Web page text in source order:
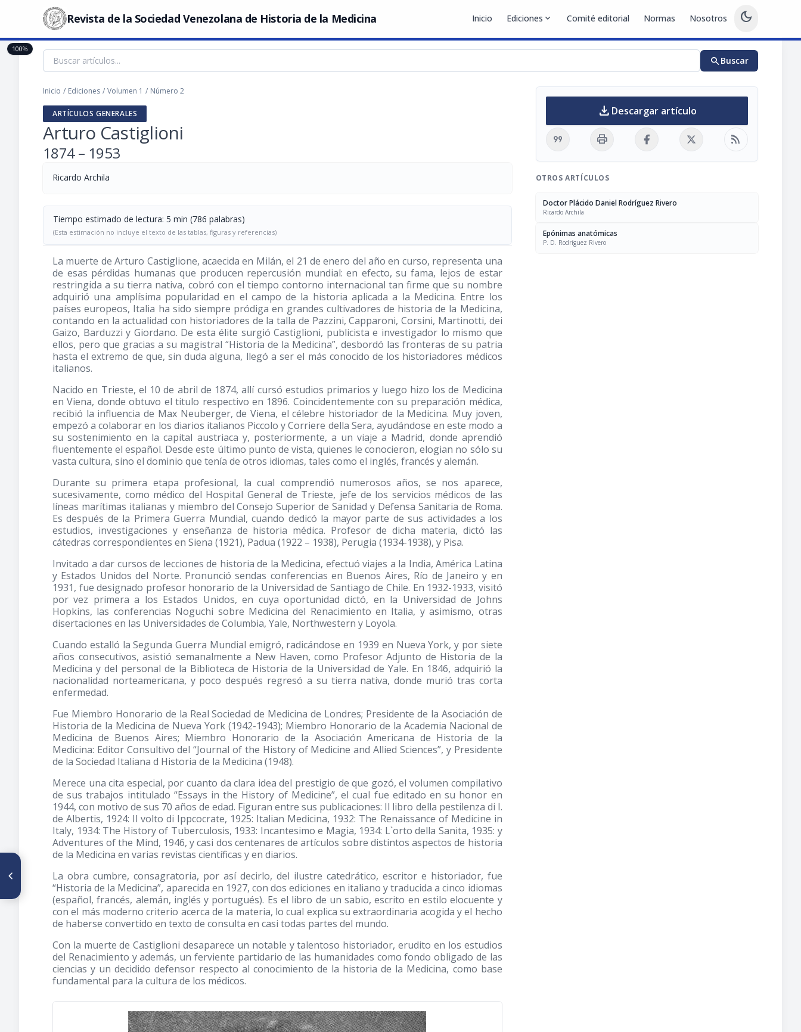
Revista de la Sociedad Venezolana de Historia de la Medicina Inicio Ediciones expand_more Comité editorial Normas Nosotros dark_mode
searchBuscar
Inicio / Ediciones / Volumen 1 / Número 2
ARTÍCULOS GENERALES
Arturo Castiglioni
1874 – 1953
Ricardo Archila
Tiempo estimado de lectura: 5 min (786 palabras)
(Esta estimación no incluye el texto de las tablas, figuras y referencias)
La muerte de Arturo Castiglione, acaecida en Milán, el 21 de enero del año en curso, representa una
de esas pérdidas humanas que producen repercusión mundial: en efecto, su fama, lejos de estar
restringida a su tierra nativa, cobró con el tiempo contorno internacional tan firme que su nombre
adquirió una amplísima popularidad en el campo de la historia aplicada a la Medicina. Entre los
países europeos, Italia ha sido siempre pródiga en grandes cultivadores de historia de la Medicina,
contando en la actualidad con historiadores de la talla de Pazzini, Capparoni, Corsini, Martinotti, dei
Gaizo, Barduzzi y Giordano. De esta élite surgió Castiglioni, publicista e investigador lo mismo que
ellos, pero que gracias a su magistral “Historia de la Medicina”, desbordó las fronteras de su patria
hasta el extremo de que, sin duda alguna, llegó a ser el más conocido de los historiadores médicos
italianos.
Nacido en Trieste, el 10 de abril de 1874, allí cursó estudios primarios y luego hizo los de Medicina
en Viena, donde obtuvo el titulo respectivo en 1896. Coincidentemente con su preparación médica,
recibió la influencia de Max Neuberger, de Viena, el célebre historiador de la Medicina. Muy joven,
empezó a colaborar en los diarios italianos Piccolo y Corriere della Sera, ayudándose en este modo a
su sostenimiento en la capital austriaca y, posteriormente, a un viaje a Madrid, donde aprendió
fluentemente el español. Desde este último punto de vista, quienes le conocieron, elogian no sólo su
vasta cultura, sino el dominio que tenía de otros idiomas, tales como el inglés, francés y alemán.
Durante su primera etapa profesional, la cual comprendió numerosos años, se nos aparece,
sucesivamente, como médico del Hospital General de Trieste, jefe de los servicios médicos de las
líneas marítimas italianas y miembro del Consejo Superior de Sanidad y Defensa Sanitaria de Roma.
Es después de la Primera Guerra Mundial, cuando dedicó la mayor parte de sus actividades a los
estudios, investigaciones y enseñanza de historia médica. Profesor de dicha materia, dictó las
cátedras correspondientes en Siena (1921), Padua (1922 – 1938), Perugia (1934-1938), y Pisa.
Invitado a dar cursos de lecciones de historia de la Medicina, efectuó viajes a la India, América Latina
y Estados Unidos del Norte. Pronunció sendas conferencias en Buenos Aires, Río de Janeiro y en
1931, fue designado profesor honorario de la Universidad de Santiago de Chile. En 1932-1933, visitó
por vez primera a los Estados Unidos, en cuya oportunidad dictó, en la Universidad de Johns
Hopkins, las conferencias Noguchi sobre Medicina del Renacimiento en Italia, y asimismo, otras
disertaciones en las Universidades de Columbia, Yale, Northwestern y Loyola.
Cuando estalló la Segunda Guerra Mundial emigró, radicándose en 1939 en Nueva York, y por siete
años consecutivos, asistió semanalmente a New Haven, como Profesor Adjunto de Historia de la
Medicina y del personal de la Biblioteca de Historia de la Universidad de Yale. En 1846, adquirió la
nacionalidad norteamericana, y poco después regresó a su tierra nativa, donde murió tras corta
enfermedad.
Fue Miembro Honorario de la Real Sociedad de Medicina de Londres; Presidente de la Asociación de
Historia de la Medicina de Nueva York (1942-1943); Miembro Honorario de la Academia Nacional de
Medicina de Buenos Aires; Miembro Honorario de la Asociación Americana de Historia de la
Medicina: Editor Consultivo del “Journal of the History of Medicine and Allied Sciences”, y Presidente
de la Sociedad Italiana d Historia de la Medicina (1948).
Merece una cita especial, por cuanto da clara idea del prestigio de que gozó, el volumen compilativo
de sus trabajos intitulado “Essays in the History of Medicine”, el cual fue editado en su honor en
1944, con motivo de sus 70 años de edad. Figuran entre sus publicaciones: Il libro della pestilenza di I.
de Albertis, 1924: Il volto di Ippcocrate, 1925: Italian Medicina, 1932: The Renaissance of Medicine in
Italy, 1934: The History of Tuberculosis, 1933: Incantesimo e Magia, 1934: L`orto della Sanita, 1935: y
Adventures of the Mind, 1946, y casi dos centenares de artículos sobre distintos aspectos de historia
de la Medicina en varias revistas científicas y en diarios.
La obra cumbre, consagratoria, por así decirlo, del ilustre catedrático, escritor e historiador, fue
“Historia de la Medicina”, aparecida en 1927, con dos ediciones en italiano y traducida a cinco idiomas
(español, francés, alemán, inglés y portugués). Es el libro de un sabio, escrito en estilo elocuente y
con el más moderno criterio acerca de la materia, lo cual explica su extraordinaria acogida y el hecho
de haberse convertido en texto de consulta en casi todas partes del mundo.
Con la muerte de Castiglioni desaparece un notable y talentoso historiador, erudito en los estudios
del Renacimiento y además, un ferviente partidario de las humanidades como fondo obligado de las
ciencias y un decidido defensor respecto al conocimiento de la historia de la Medicina, como base
fundamental para la cultura de los médicos.
download Descargar artículo
format_quote print rss_feed
OTROS ARTÍCULOS
Doctor Plácido Daniel Rodríguez Rivero
Ricardo Archila
Epónimas anatómicas
P. D. Rodríguez Rivero
100%
De la vida médica venezolana
(Año 1952 - Continuación)